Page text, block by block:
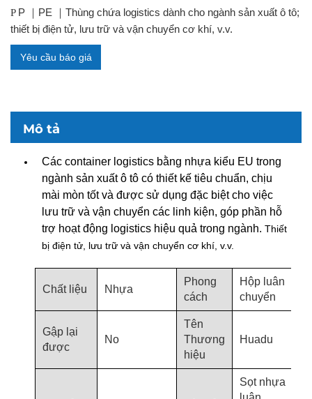
P P PE
Thùng chứa logistics dành cho ngành sản xuất ô tô;
thiết bị điện tử, lưu trữ và vận chuyển cơ khí, v.v.
Yêu cầu báo giá
Mô tả
Các container logistics bằng nhựa kiểu EU trong
ngành sản xuất ô tô có thiết kế tiêu chuẩn, chịu
mài mòn tốt và được sử dụng đặc biệt cho việc
lưu trữ và vận chuyển các linh kiện, góp phần hỗ
trợ hoạt động logistics hiệu quả trong ngành. Thiết
bị điện tử, lưu trữ và vận chuyển cơ khí, v.v.
Chất liệu Nhựa
Phong
cách
Hộp luân
chuyển
Gập lại
được
No
Tên
Thương
hiệu
Huadu
Sọt nhựa